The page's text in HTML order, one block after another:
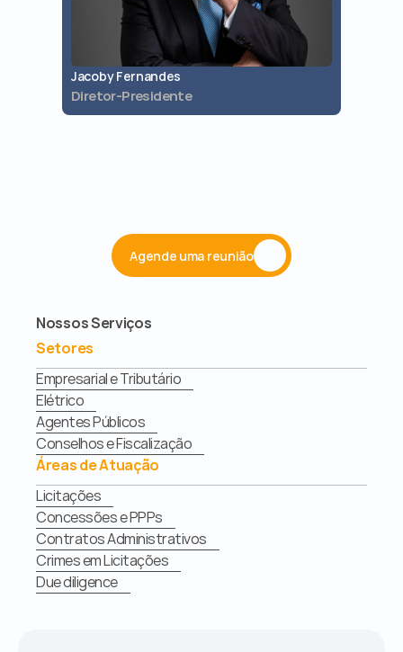
Jacoby Fernandes
Diretor-Presidente
Agende uma reunião
Nossos Serviços
Setores
Empresarial e Tributário
Elétrico
Agentes Públicos
Conselhos e Fiscalização
Áreas de Atuação
Licitações
Concessões e PPPs
Contratos Administrativos
Crimes em Licitações
Due diligence